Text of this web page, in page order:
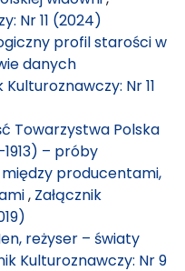
Nr 11 (2024)
profil starości w
danych
Kulturoznawczy: Nr 11
Towarzystwa Polska
– próby
producentami,
, Załącznik
reżyser – światy
Kulturoznawczy: Nr 9